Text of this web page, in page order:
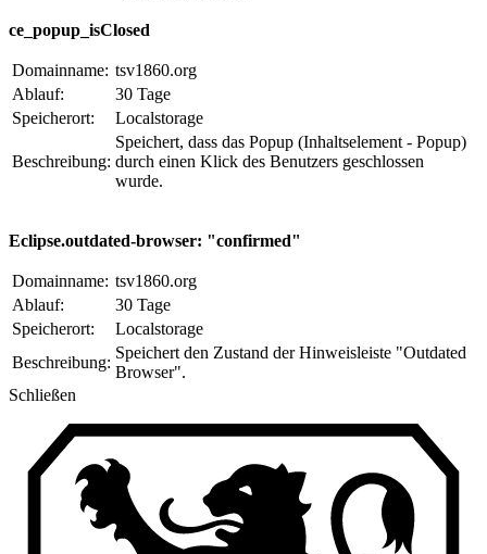
ce_popup_isClosed
Domainname: tsv1860.org
Ablauf:
30 Tage
Speicherort:
Localstorage
Beschreibung:
Speichert, dass das Popup (Inhaltselement - Popup)
durch einen Klick des Benutzers geschlossen
wurde.
Eclipse.outdated-browser: "confirmed"
Domainname: tsv1860.org
Ablauf:
30 Tage
Speicherort:
Localstorage
Beschreibung:
Speichert den Zustand der Hinweisleiste "Outdated
Browser".
Schließen